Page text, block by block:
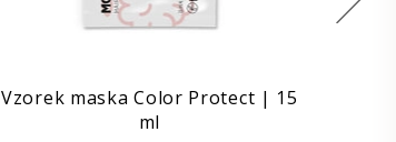
Vzorek maska Color Protect | 15
ml